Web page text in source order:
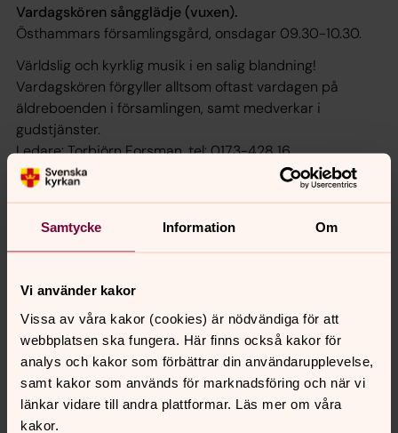
Samtycke Information Om
Vi använder kakor
Vissa av våra kakor (cookies) är nödvändiga för att
webbplatsen ska fungera. Här finns också kakor för
analys och kakor som förbättrar din användarupplevelse,
samt kakor som används för marknadsföring och när vi
länkar vidare till andra plattformar. Läs mer om våra
kakor.
Vardagskören sångglädje (vuxen).
Östhammars församlingsgård, onsdagar 09.30-10.30.
Världslig och kyrklig musik i en salig blandning!
Vardagskören förgyller alltsom oftast vardagen på
äldreboenden i församlingen, samt medverkar i
gudstjänster.
Ledare: Torbjörn Forsman, tel: 0173-428 16
Östhammars motettkör (vuxen).
Östhammars församlingsgård, onsdagar 18.30-21.00.
Du behöver ha sjungit i kör förut och/eller vara tonsäker
samt kunna läsa noter.
love.lyckelinbergman@svenskakyrkan.se
tel. 0173-428 15, sms 070-719 64 17
Barnkörer
Tips till dig som har barn i åldern 5-15 år.
Har du barn i åldern 5-15 år som är nyfiken på
musicerande, vill sjunga solo eller i kör eller som älskar